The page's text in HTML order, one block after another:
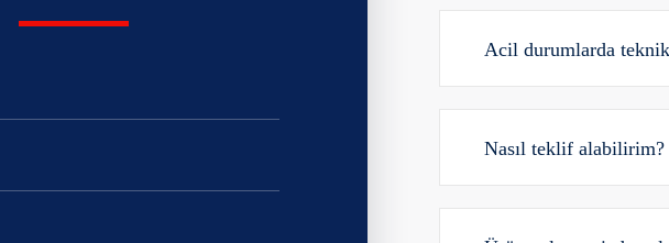
Acil durumlarda
Nasıl teklif alabilirim?